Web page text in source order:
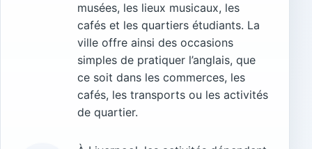
musées, les lieux musicaux, les
cafés et les quartiers étudiants. La
ville offre ainsi des occasions
simples de pratiquer l’anglais, que
ce soit dans les commerces, les
cafés, les transports ou les activités
de quartier.